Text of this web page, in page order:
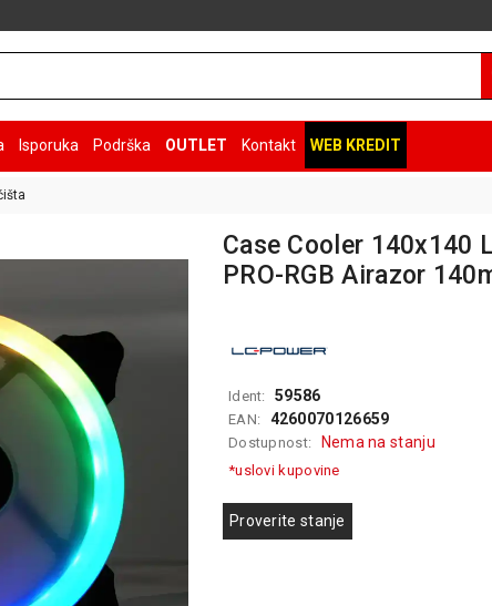
Isporuka Podrška OUTLET Kontakt WEB KREDIT
Case Cooler 140x140
PRO-RGB Airazor
Ident: 59586
EAN: 4260070126659
Dostupnost: Nema na stanju
*uslovi kupovine
Proverite stanje